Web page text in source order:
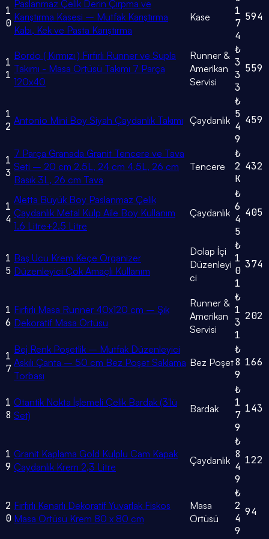
1
0
Paslanmaz Çelik Derin Çırpma ve
Karıştırma Kasesi – Mutfak Karıştırma
Kabı, Kek ve Pasta Karıştırma
Kase
1
7
4
594
1
1
Bordo ( Kırmızı ) Fırfırlı Runner ve Supla
Takımı - Masa Örtüsü Takımı 7 Parça
120x40
Runner &
Amerikan
Servisi
₺
3
3
3
559
1
2 Antonio Mini Boy Siyah Çaydanlık Takımı Çaydanlık
₺
5
4
9
459
1
3
7 Parça Granada Granit Tencere ve Tava
Seti – 20 cm 2.5L, 24 cm 4.5L, 26 cm
Basık 3L, 26 cm Tava
Tencere
₺
2
K
432
1
4
Aletta Büyük Boy Paslanmaz Çelik
Çaydanlık Metal Kulp Aile Boy Kullanım
1.6 Litre+2.5 Litre
Çaydanlık
₺
6
4
5
405
1
5
Baş Ucu Krem Keçe Organizer
Düzenleyici Çok Amaçlı Kullanım
Dolap İçi
Düzenleyi
ci
₺
1
0
1
374
1
6
Fırfırlı Masa Runner 40x120 cm – Şık
Dekoratif Masa Örtüsü
Runner &
Amerikan
Servisi
₺
1
3
1
202
1
7
Bej Renk Poşetlik – Mutfak Düzenleyici
Askılı Çanta – 50 cm Bez Poşet Saklama
Torbası
Bez Poşet
₺
8
9
166
1
8
Otantik Nokta İşlemeli Çelik Bardak (3'lü
Set)
Bardak
₺
1
7
9
143
1
9
Granit Kaplama Gold Kulplu Cam Kapak
Çaydanlık Krem 2,3 Litre
Çaydanlık
₺
8
4
9
122
2
0
Fırfırlı Kenarlı Dekoratif Yuvarlak Fiskos
Masa Örtüsü Krem 80 x 80 cm
Masa
Örtüsü
₺
2
4
9
94